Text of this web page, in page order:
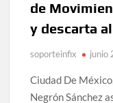
de
y descarta
soporteinfix junio
Ciudad De
Negrón Sánchez